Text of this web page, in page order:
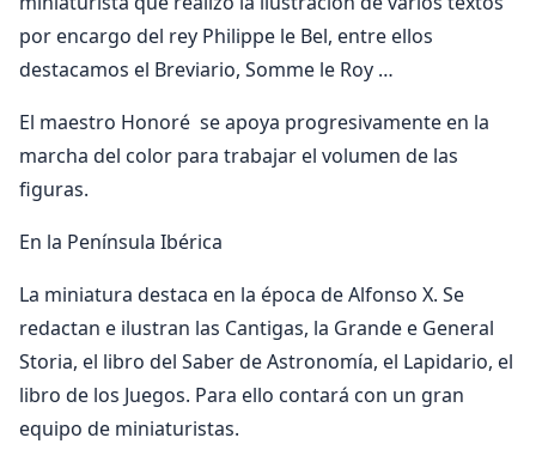
por encargo del rey Philippe le Bel, entre ellos
destacamos el Breviario, Somme le Roy …
El maestro Honoré se apoya progresivamente en la
marcha del color para trabajar el volumen de las
figuras.
En la Península Ibérica
La miniatura destaca en la época de Alfonso X. Se
redactan e ilustran las Cantigas, la Grande e General
Storia, el libro del Saber de Astronomía, el Lapidario, el
libro de los Juegos. Para ello contará con un gran
equipo de miniaturistas.